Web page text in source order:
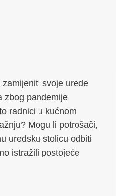
svoje urede
zbog pandemije
radnici u kućnom
Mogu li potrošači,
uredsku stolicu odbiti
istražili postojeće